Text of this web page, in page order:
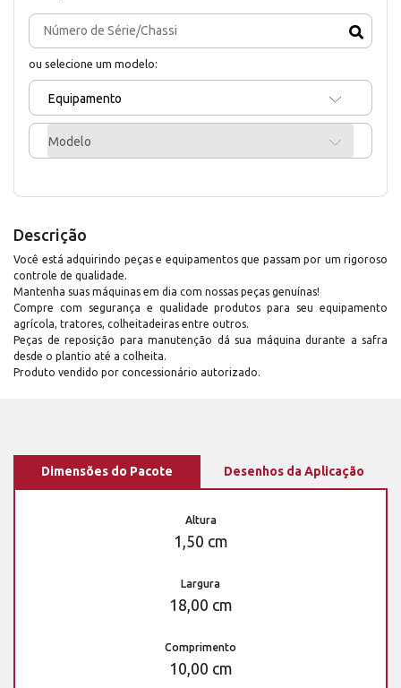
ou selecione um modelo:
Equipamento
Modelo
Descrição
Você está adquirindo peças e equipamentos que passam por um rigoroso
controle de qualidade.
Mantenha suas máquinas em dia com nossas peças genuínas!
Compre com segurança e qualidade produtos para seu equipamento
agrícola, tratores, colheitadeiras entre outros.
Peças de reposição para manutenção dá sua máquina durante a safra
desde o plantio até a colheita.
Produto vendido por concessionário autorizado.
Dimensões do Pacote Desenhos da Aplicação
Altura
1,50 cm
Largura
18,00 cm
Comprimento
10,00 cm